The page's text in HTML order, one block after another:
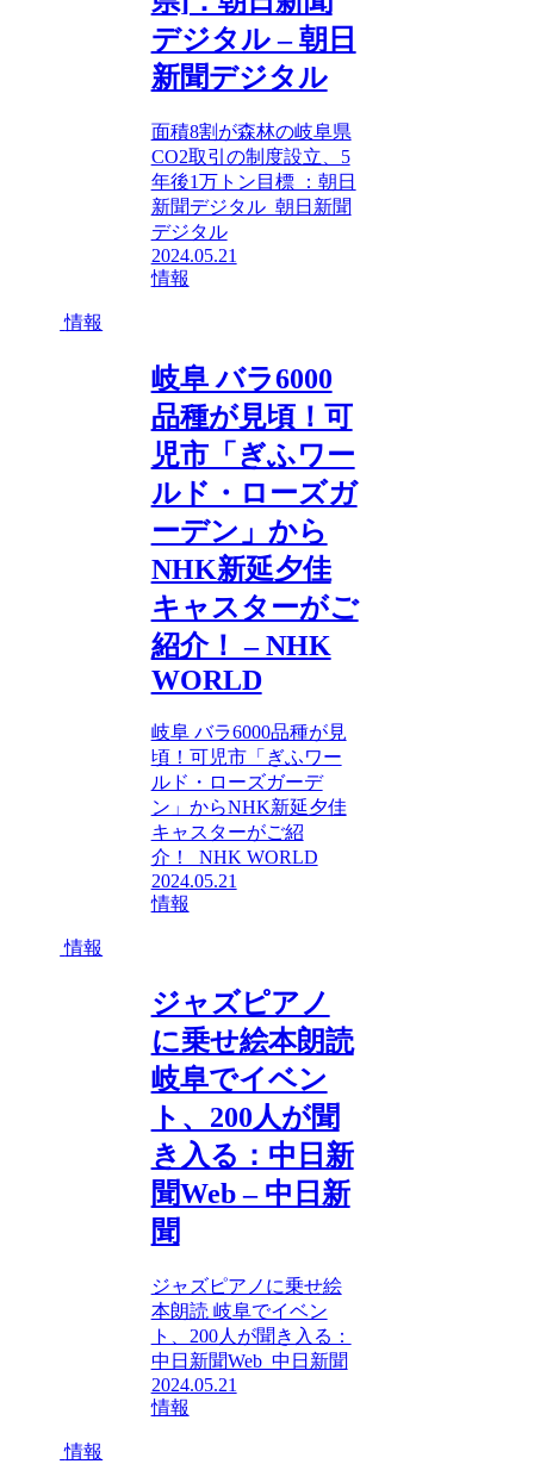
デジタル – 朝日
新聞デジタル
面積8割が森林の岐阜県
CO2取引の制度設立、5
年後1万トン目標 ：朝日
新聞デジタル 朝日新聞
デジタル
2024.05.21
情報
情報
岐阜 バラ6000
品種が見頃！可
児市「ぎふワー
ルド・ローズガ
ーデン」から
NHK新延夕佳
キャスターがご
紹介！ – NHK
WORLD
岐阜 バラ6000品種が見
頃！可児市「ぎふワー
ルド・ローズガーデ
ン」からNHK新延夕佳
キャスターがご紹
介！ NHK WORLD
2024.05.21
情報
情報
ジャズピアノ
に乗せ絵本朗読
岐阜でイベン
ト、200人が聞
き入る：中日新
聞Web – 中日新
聞
ジャズピアノに乗せ絵
本朗読 岐阜でイベン
ト、200人が聞き入る：
中日新聞Web 中日新聞
2024.05.21
情報
情報